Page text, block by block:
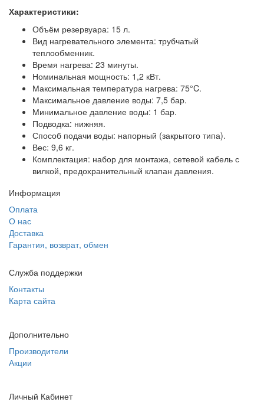
Характеристики:
Объём резервуара: 15 л.
Вид нагревательного элемента: трубчатый
теплообменник.
Время нагрева: 23 минуты.
Номинальная мощность: 1,2 кВт.
Максимальная температура нагрева: 75°C.
Максимальное давление воды: 7,5 бар.
Минимальное давление воды: 1 бар.
Подводка: нижняя.
Способ подачи воды: напорный (закрытого типа).
Вес: 9,6 кг.
Комплектация: набор для монтажа, сетевой кабель с
вилкой, предохранительный клапан давления.
Информация
Оплата
О нас
Доставка
Гарантия, возврат, обмен
Служба поддержки
Контакты
Карта сайта
Дополнительно
Производители
Акции
Личный Кабинет